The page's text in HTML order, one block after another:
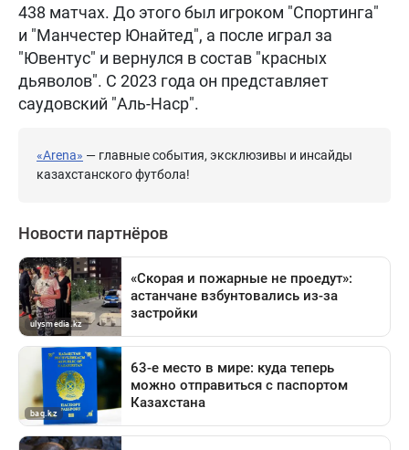
438 матчах. До этого был игроком "Спортинга"
и "Манчестер Юнайтед", а после играл за
"Ювентус" и вернулся в состав "красных
дьяволов". С 2023 года он представляет
саудовский "Аль-Наср".
«Arena» — главные события, эксклюзивы и инсайды
казахстанского футбола!